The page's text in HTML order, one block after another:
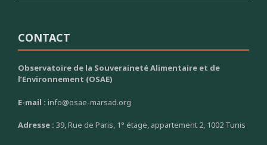
CONTACT
Observatoire de la Souveraineté Alimentaire et de
l’Environnement (OSAE)
E-mail :info@osae-marsad.org
Adresse :39, Rue de Paris, 1° étage, appartement 2, 1002 Tunis